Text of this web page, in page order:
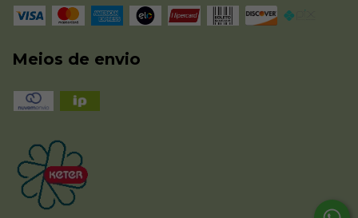
Meios de envio